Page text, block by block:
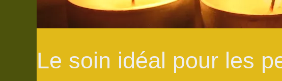
Le soin idéal pour les